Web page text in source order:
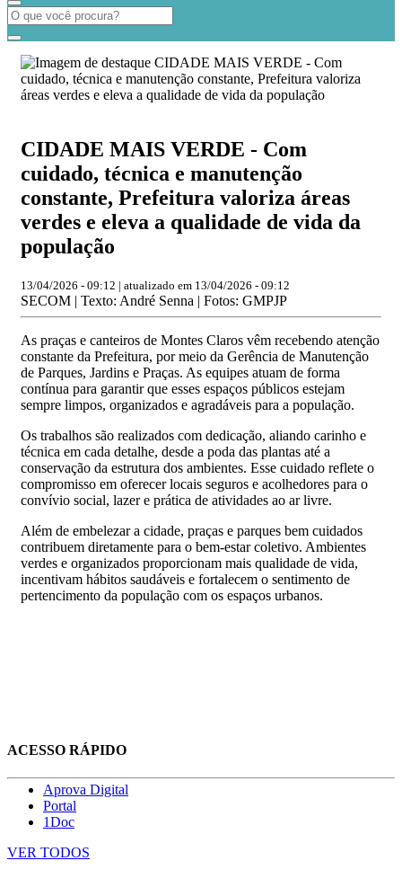
CIDADE MAIS VERDE - Com
cuidado, técnica e manutenção
constante, Prefeitura valoriza áreas
verdes e eleva a qualidade de vida da
população
13/04/2026 - 09:12 | atualizado em 13/04/2026 - 09:12
SECOM | Texto: André Senna | Fotos: GMPJP
As praças e canteiros de Montes Claros vêm recebendo atenção
constante da Prefeitura, por meio da Gerência de Manutenção
de Parques, Jardins e Praças. As equipes atuam de forma
contínua para garantir que esses espaços públicos estejam
sempre limpos, organizados e agradáveis para a população.
Os trabalhos são realizados com dedicação, aliando carinho e
técnica em cada detalhe, desde a poda das plantas até a
conservação da estrutura dos ambientes. Esse cuidado reflete o
compromisso em oferecer locais seguros e acolhedores para o
convívio social, lazer e prática de atividades ao ar livre.
Além de embelezar a cidade, praças e parques bem cuidados
contribuem diretamente para o bem-estar coletivo. Ambientes
verdes e organizados proporcionam mais qualidade de vida,
incentivam hábitos saudáveis e fortalecem o sentimento de
pertencimento da população com os espaços urbanos.
ACESSO RÁPIDO
Aprova Digital
Portal
1Doc
VER TODOS